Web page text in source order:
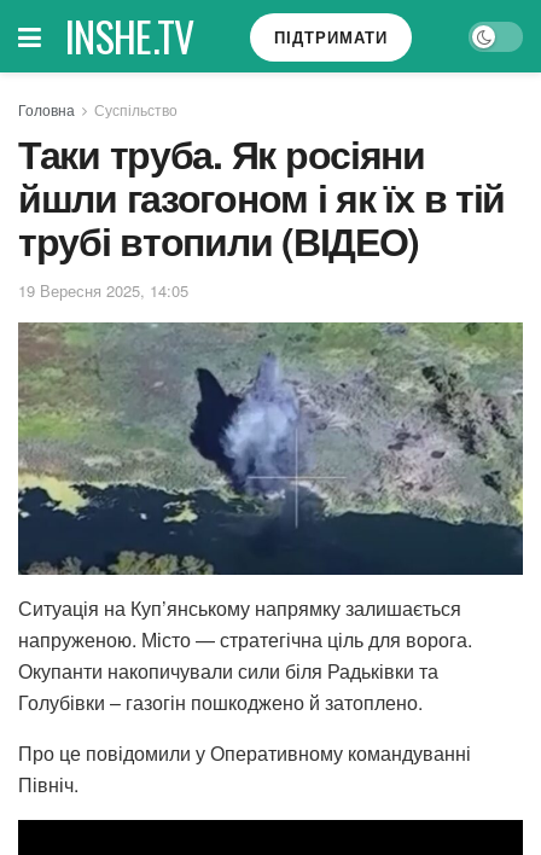
INSHE.TV ПІДТРИМАТИ
Головна Суспільство
Таки труба. Як росіяни
йшли газогоном і як їх в тій
трубі втопили (ВІДЕО)
19 Вересня 2025, 14:05
Ситуація на Куп’янському напрямку залишається
напруженою. Місто — стратегічна ціль для ворога.
Окупанти накопичували сили біля Радьківки та
Голубівки – газогін пошкоджено й затоплено.
Про це повідомили у Оперативному командуванні
Північ.